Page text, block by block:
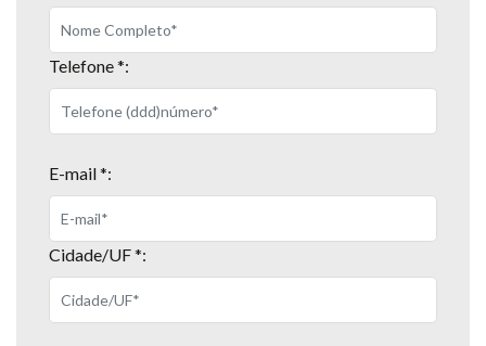
Telefone *:
E-mail *:
Cidade/UF *: